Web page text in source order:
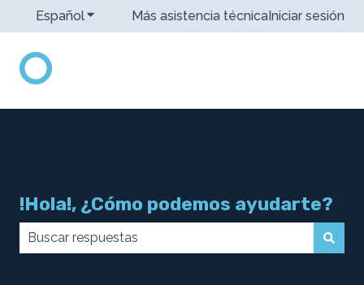
EspañolTraducciones de Mostrar submenú de
Más asistencia técnicaIniciar sesión
!Hola!, ¿Cómo podemos ayudarte?